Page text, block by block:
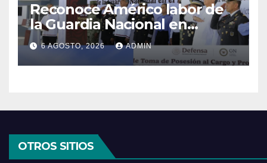
Reconoce Américo labor de
la Guardia Nacional en
Tamaulipas; atestigua
llegada del nuevo
coordinador estatal
6 AGOSTO, 2026 ADMIN
OTROS SITIOS